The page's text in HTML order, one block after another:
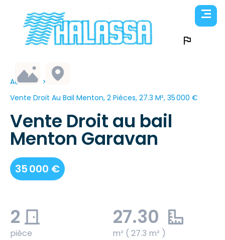
Accueil
Vente Droit Au Bail Menton, 2 Pièces, 27.3 M², 35 000 €
Vente Droit au bail
Menton Garavan
35 000 €
2
pièce
27.30
m² ( 27.3 m² )